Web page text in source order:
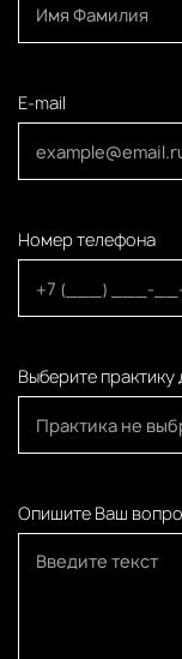
E-mail
Номер телефона
Выберите
Практика не
Опишите Ваш